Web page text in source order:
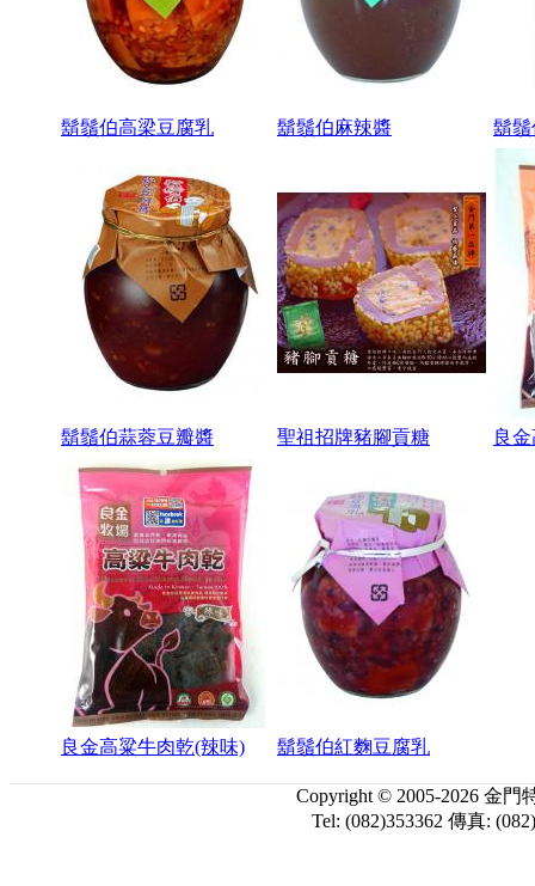
鬍鬚伯高梁豆腐乳 鬍鬚伯麻辣醬 鬍
鬍鬚伯蒜蓉豆瓣醬 聖祖招牌豬腳貢糖 良
良金高粱牛肉乾(辣味) 鬍鬚伯紅麴豆腐乳
Copyright © 2005-2026 金
Tel: (082)353362 傳真: